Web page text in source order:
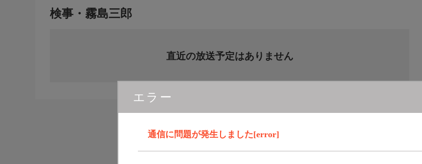
エラー
通信に問題が発生しました[error]
検事・霧島三郎
直近の放送予定はありません